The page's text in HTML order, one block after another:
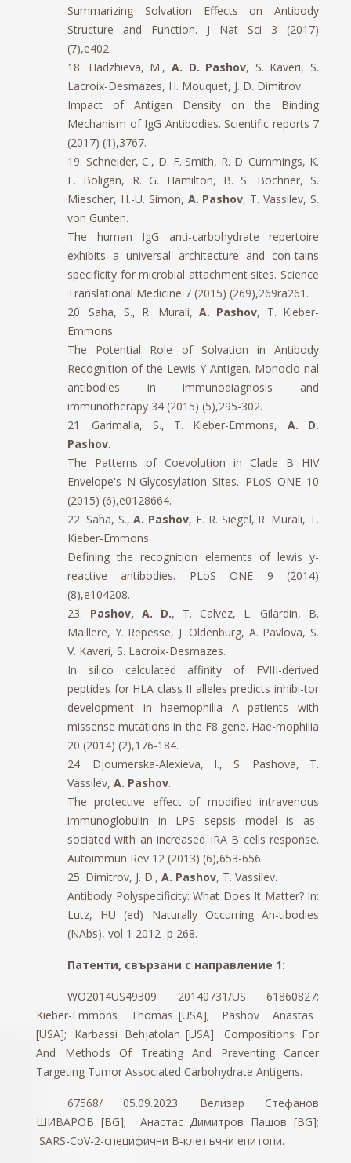
Summarizing Solvation Effects on Antibody
Structure and Function. J Nat Sci 3 (2017)
(7),e402.
18. Hadzhieva, M., A. D. Pashov, S. Kaveri, S.
Lacroix-Desmazes, H. Mouquet, J. D. Dimitrov.
Impact of Antigen Density on the Binding
Mechanism of IgG Antibodies. Scientific reports 7
(2017) (1),3767.
19. Schneider, C., D. F. Smith, R. D. Cummings, K.
F. Boligan, R. G. Hamilton, B. S. Bochner, S.
Miescher, H.-U. Simon, A. Pashov, T. Vassilev, S.
von Gunten.
The human IgG anti-carbohydrate repertoire
exhibits a universal architecture and con-tains
specificity for microbial attachment sites. Science
Translational Medicine 7 (2015) (269),269ra261.
20. Saha, S., R. Murali, A. Pashov, T. Kieber-
Emmons.
The Potential Role of Solvation in Antibody
Recognition of the Lewis Y Antigen. Monoclo-nal
antibodies in immunodiagnosis and
immunotherapy 34 (2015) (5),295-302.
21. Garimalla, S., T. Kieber-Emmons, A. D.
Pashov.
The Patterns of Coevolution in Clade B HIV
Envelope's N-Glycosylation Sites. PLoS ONE 10
(2015) (6),e0128664.
22. Saha, S.,A. Pashov, E. R. Siegel, R. Murali, T.
Kieber-Emmons.
Defining the recognition elements of lewis y-
reactive antibodies. PLoS ONE 9 (2014)
(8),e104208.
23. Pashov, A. D., T. Calvez, L. Gilardin, B.
Maillere, Y. Repesse, J. Oldenburg, A. Pavlova, S.
V. Kaveri, S. Lacroix-Desmazes.
In silico calculated affinity of FVIII-derived
peptides for HLA class II alleles predicts inhibi-tor
development in haemophilia A patients with
missense mutations in the F8 gene. Hae-mophilia
20 (2014) (2),176-184.
24. Djoumerska-Alexieva, I., S. Pashova, T.
Vassilev, A. Pashov.
The protective effect of modified intravenous
immunoglobulin in LPS sepsis model is as-
sociated with an increased IRA B cells response.
Autoimmun Rev 12 (2013) (6),653-656.
25. Dimitrov, J. D., A. Pashov, T. Vassilev.
Antibody Polyspecificity: What Does It Matter? In:
Lutz, HU (ed) Naturally Occurring An-tibodies
(NAbs), vol 1 2012 p 268.
Патенти, свързани с направление 1:
WO2014US49309 20140731/US 61860827:
Kieber-Emmons Thomas [USA]; Pashov Anastas
[USA]; Karbassi Behjatolah [USA]. Compositions For
And Methods Of Treating And Preventing Cancer
Targeting Tumor Associated Carbohydrate Antigens.
67568/ 05.09.2023: Велизар Стефанов
ШИВАРОВ [BG]; Анастас Димитров Пашов [BG];
SARS-CoV-2-специфични В-клетъчни епитопи.